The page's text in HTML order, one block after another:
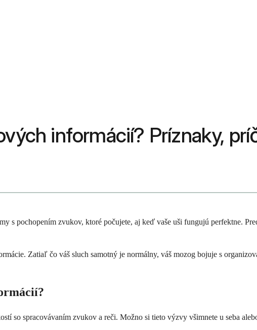
informácií? Príznaky,
s pochopením zvukov, ktoré počujete, aj keď vaše uši fungujú perfektne.
Zatiaľ čo váš sluch samotný je normálny, váš mozog bojuje s
so spracovávaním zvukov a reči. Možno si tieto výzvy všimnete u seba